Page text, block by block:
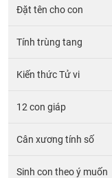
Đặt tên cho con
Tính trùng tang
Kiến thức Tử vi
12 con giáp
Cân xương tính số
Sinh con theo ý muốn